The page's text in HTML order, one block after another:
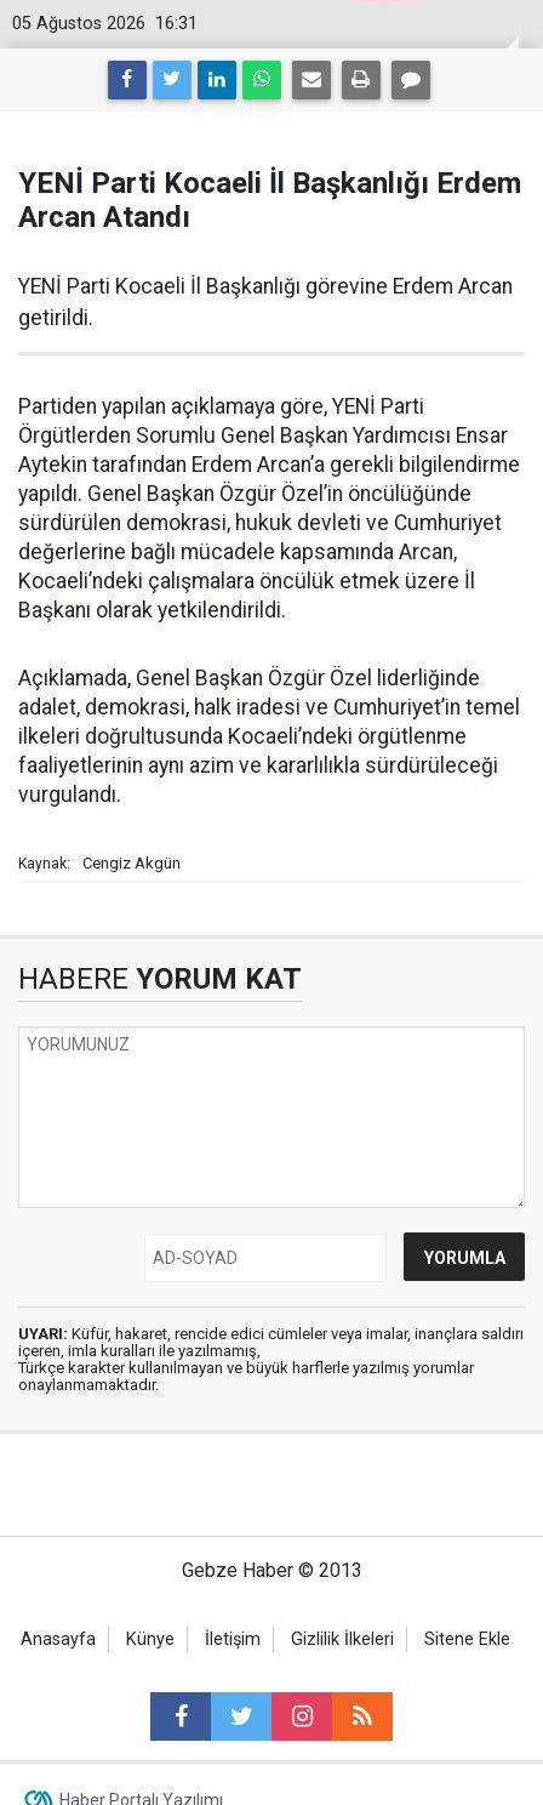
16:31
05 Ağustos 2026
YENİ Parti Kocaeli İl Başkanlığı Erdem
Arcan Atandı
YENİ Parti Kocaeli İl Başkanlığı görevine Erdem Arcan
getirildi.
Partiden yapılan açıklamaya göre, YENİ Parti
Örgütlerden Sorumlu Genel Başkan Yardımcısı Ensar
Aytekin tarafından Erdem Arcan’a gerekli bilgilendirme
yapıldı. Genel Başkan Özgür Özel’in öncülüğünde
sürdürülen demokrasi, hukuk devleti ve Cumhuriyet
değerlerine bağlı mücadele kapsamında Arcan,
Kocaeli’ndeki çalışmalara öncülük etmek üzere İl
Başkanı olarak yetkilendirildi.
Açıklamada, Genel Başkan Özgür Özel liderliğinde
adalet, demokrasi, halk iradesi ve Cumhuriyet’in temel
ilkeleri doğrultusunda Kocaeli’ndeki örgütlenme
faaliyetlerinin aynı azim ve kararlılıkla sürdürüleceği
vurgulandı.
Kaynak: Cengiz Akgün
HABERE YORUM KAT
UYARI: Küfür, hakaret, rencide edici cümleler veya imalar, inançlara saldırı
içeren, imla kuralları ile yazılmamış,
Türkçe karakter kullanılmayan ve büyük harflerle yazılmış yorumlar
onaylanmamaktadır.
Gebze Haber © 2013
Anasayfa Künye İletişim Gizlilik İlkeleri Sitene Ekle
Haber Portalı Yazılımı